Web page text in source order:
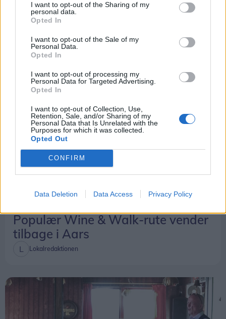
I want to opt-out of the Sharing of my
personal data.
Opted In
I want to opt-out of the Sale of my
Personal Data.
Opted In
I want to opt-out of processing my
Personal Data for Targeted Advertising.
Opted In
I want to opt-out of Collection, Use,
Retention, Sale, and/or Sharing of my
Personal Data that Is Unrelated with the
Purposes for which it was collected.
Opted Out
CONFIRM
Data Deletion Data Access Privacy Policy
Aalborg
Jens-Christian Dyhr
Events
Populær Wine & Walk-rute vender
tilbage i Aars
Lokalredaktionen